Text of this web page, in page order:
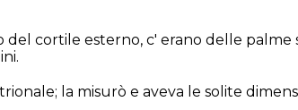
cortile esterno, c' erano delle palme
la misurò e aveva le solite